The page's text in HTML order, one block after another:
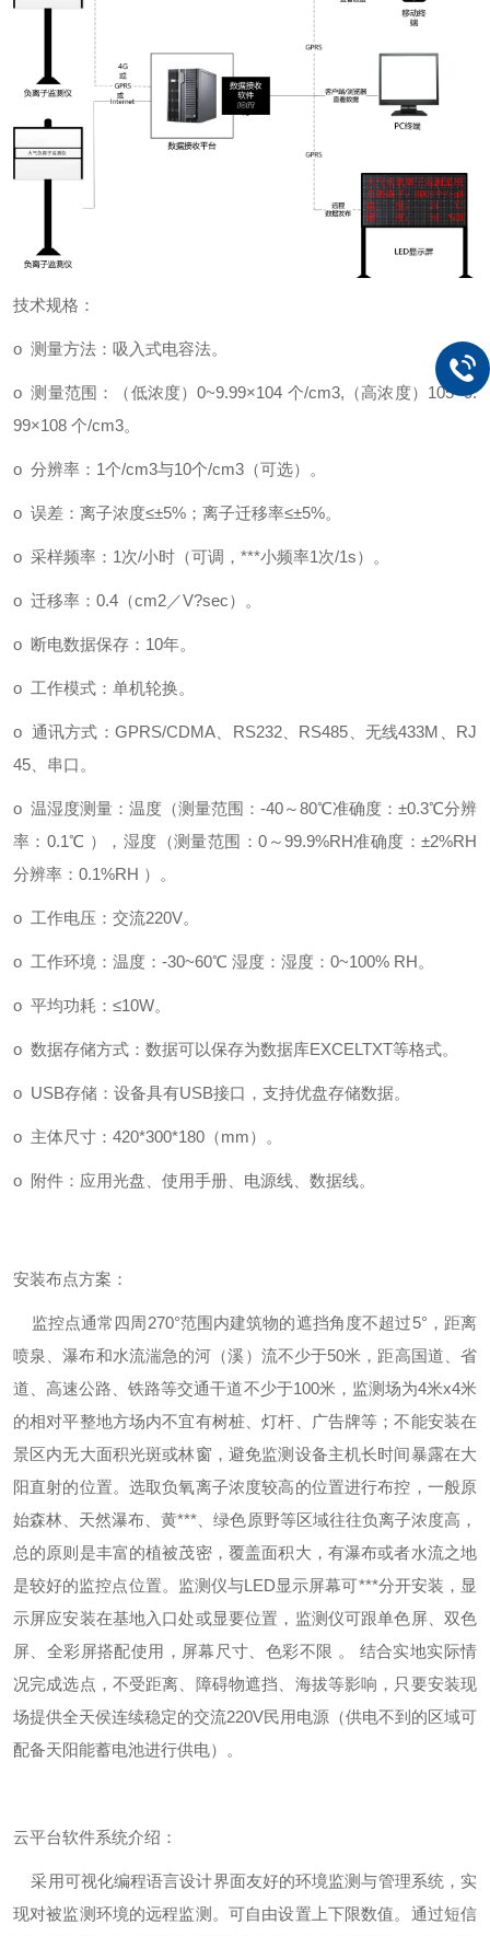
技术规格：
o 测量方法：吸入式电容法。
o 测量范围：（低浓度）0~9.99×104 个/cm3,（高浓度）105~9.
99×108 个/cm3。
o 分辨率：1个/cm3与10个/cm3（可选）。
o 误差：离子浓度≤±5%；离子迁移率≤±5%。
o 采样频率：1次/小时（可调，***小频率1次/1s）。
o 迁移率：0.4（cm2／V?sec）。
o 断电数据保存：10年。
o 工作模式：单机轮换。
o 通讯方式：GPRS/CDMA、RS232、RS485、无线433M、RJ
45、串口。
o 温湿度测量：温度（测量范围：-40～80℃准确度：±0.3℃分辨
率：0.1℃ ），湿度（测量范围：0～99.9%RH准确度：±2%RH
分辨率：0.1%RH ）。
o 工作电压：交流220V。
o 工作环境：温度：-30~60℃ 湿度：湿度：0~100% RH。
o 平均功耗：≤10W。
o 数据存储方式：数据可以保存为数据库EXCELTXT等格式。
o USB存储：设备具有USB接口，支持优盘存储数据。
o 主体尺寸：420*300*180（mm）。
o 附件：应用光盘、使用手册、电源线、数据线。
安装布点方案：
监控点通常四周270°范围内建筑物的遮挡角度不超过5°，距离
喷泉、瀑布和水流湍急的河（溪）流不少于50米，距高国道、省
道、高速公路、铁路等交通干道不少于100米，监测场为4米x4米
的相对平整地方场内不宜有树桩、灯杆、广告牌等；不能安装在
景区内无大面积光斑或林窗，避免监测设备主机长时间暴露在大
阳直射的位置。选取负氧离子浓度较高的位置进行布控，一般原
始森林、天然瀑布、黄***、绿色原野等区域往往负离子浓度高，
总的原则是丰富的植被茂密，覆盖面积大，有瀑布或者水流之地
是较好的监控点位置。监测仪与LED显示屏幕可***分开安装，显
示屏应安装在基地入口处或显要位置，监测仪可跟单色屏、双色
屏、全彩屏搭配使用，屏幕尺寸、色彩不限 。 结合实地实际情
况完成选点，不受距离、障碍物遮挡、海拔等影响，只要安装现
场提供全天侯连续稳定的交流220V民用电源（供电不到的区域可
配备天阳能蓄电池进行供电）。
云平台软件系统介绍：
采用可视化编程语言设计界面友好的环境监测与管理系统，实
现对被监测环境的远程监测。可自由设置上下限数值。通过短信